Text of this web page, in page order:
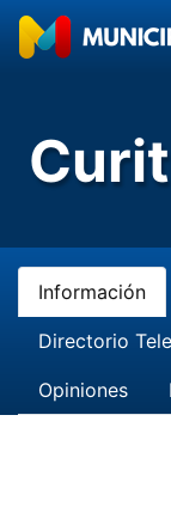
Información
Directorio
Opiniones